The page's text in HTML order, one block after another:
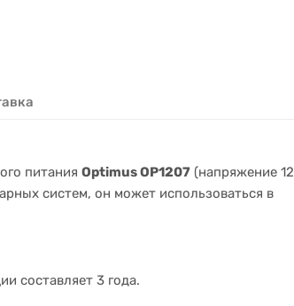
питания Optimus OP1207 (напряжение 12
систем, он может использоваться в
составляет 3 года.